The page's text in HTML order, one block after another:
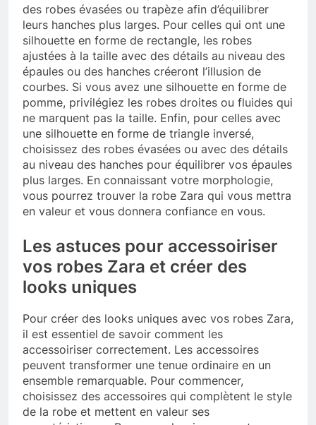
des robes évasées ou trapèze afin d’équilibrer
leurs hanches plus larges. Pour celles qui ont une
silhouette en forme de rectangle, les robes
ajustées à la taille avec des détails au niveau des
épaules ou des hanches créeront l’illusion de
courbes. Si vous avez une silhouette en forme de
pomme, privilégiez les robes droites ou fluides qui
ne marquent pas la taille. Enfin, pour celles avec
une silhouette en forme de triangle inversé,
choisissez des robes évasées ou avec des détails
au niveau des hanches pour équilibrer vos épaules
plus larges. En connaissant votre morphologie,
vous pourrez trouver la robe Zara qui vous mettra
en valeur et vous donnera confiance en vous.
Les astuces pour accessoiriser
vos robes Zara et créer des
looks uniques
Pour créer des looks uniques avec vos robes Zara,
il est essentiel de savoir comment les
accessoiriser correctement. Les accessoires
peuvent transformer une tenue ordinaire en un
ensemble remarquable. Pour commencer,
choisissez des accessoires qui complètent le style
de la robe et mettent en valeur ses